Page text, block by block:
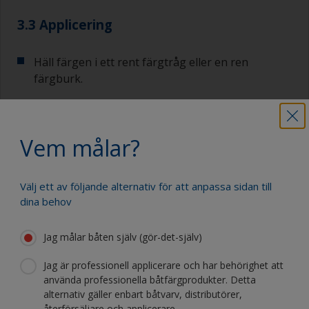
3.3 Applicering
Häll färgen i ett rent färgtråg eller en ren
färgburk.
applicering är mindre märkbar, som i fören eller i
hörnet på akterspegeln.
det är snabbare och kommer uppnå en jämnare
Om du applicerar produkten med en pensel är en
bra teknik korsstryksmetoden.
Du applicerar färg på ytan med ett diagonalt
Vem målar?
Välj ett av följande alternativ för att anpassa sidan till
dina behov
Jag målar båten själv (gör-det-själv)
Jag är professionell applicerare och har behörighet att
använda professionella båtfärgprodukter. Detta
alternativ gäller enbart båtvarv, distributörer,